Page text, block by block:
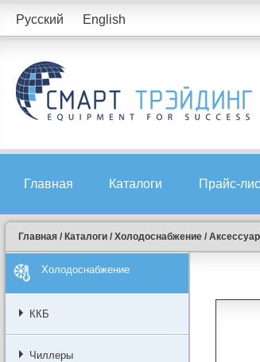
Русский English
Главная Каталоги Прайс-
Главная / Каталоги / Холодоснабжение /
Холодоснабжение
ККБ
Чиллеры